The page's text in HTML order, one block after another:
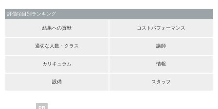
評価項目別ランキング
結果への貢献 コストパフォーマンス
適切な人数・クラス 講師
カリキュラム 情報
設備 スタッフ
PR